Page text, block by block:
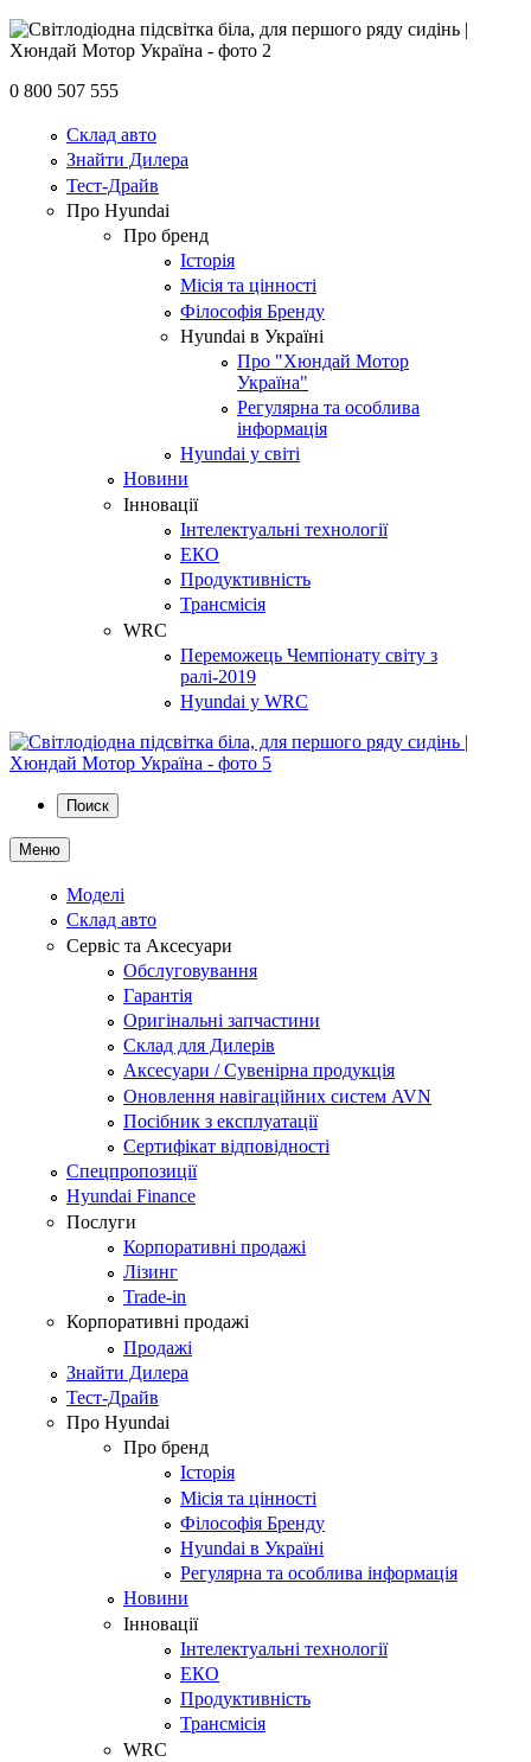
0 800 507 555
Склад авто
Знайти Дилера
Тест-Драйв
Про Hyundai
Про бренд
Історія
Місія та цінності
Філософія Бренду
Hyundai в Україні
Про "Хюндай Мотор
Україна"
Регулярна та особлива
інформація
Hyundai у світі
Новини
Інновації
Інтелектуальні технології
ЕКО
Продуктивність
Трансмісія
WRC
Переможець Чемпіонату світу з
ралі-2019
Hyundai у WRC
Поиск
Меню
Моделі
Склад авто
Сервіс та Аксесуари
Обслуговування
Гарантія
Оригінальні запчастини
Склад для Дилерів
Аксесуари / Сувенірна продукція
Оновлення навігаційних систем AVN
Посібник з експлуатації
Сертифікат відповідності
Спецпропозиції
Hyundai Finance
Послуги
Корпоративні продажі
Лізинг
Trade-in
Корпоративні продажі
Продажі
Знайти Дилера
Тест-Драйв
Про Hyundai
Про бренд
Історія
Місія та цінності
Філософія Бренду
Hyundai в Україні
Регулярна та особлива інформація
Новини
Інновації
Інтелектуальні технології
ЕКО
Продуктивність
Трансмісія
WRC